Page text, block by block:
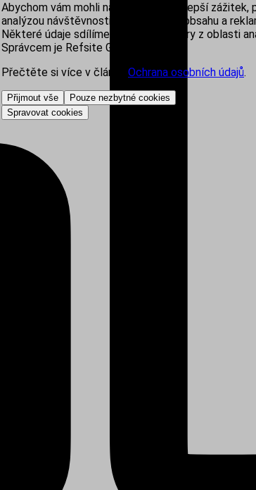
Abychom vám mohli nabídnout co nejlepší zážitek,
analýzou návštěvnosti, personalizací obsahu a
Některé údaje sdílíme s našimi partnery z oblasti
Správcem je Refsite Group s.r.o.
Přečtěte si více v článku
Ochrana osobních údajů.
Přijmout vše
Pouze nezbytné cookies
Spravovat cookies